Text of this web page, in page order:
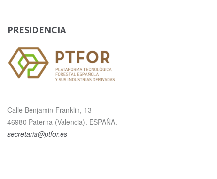
PRESIDENCIA
Calle Benjamin Franklin, 13
46980 Paterna (Valencia). ESPAÑA.
secretaria@ptfor.es